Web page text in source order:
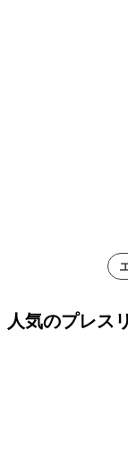
人気のプレス